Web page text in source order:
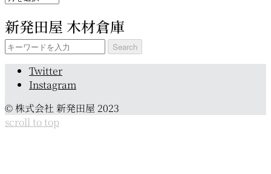
カ
イ
ブ
新発田屋 木材倉庫
Search
Twitter
Instagram
© 株式会社 新発田屋 2023
scroll to top